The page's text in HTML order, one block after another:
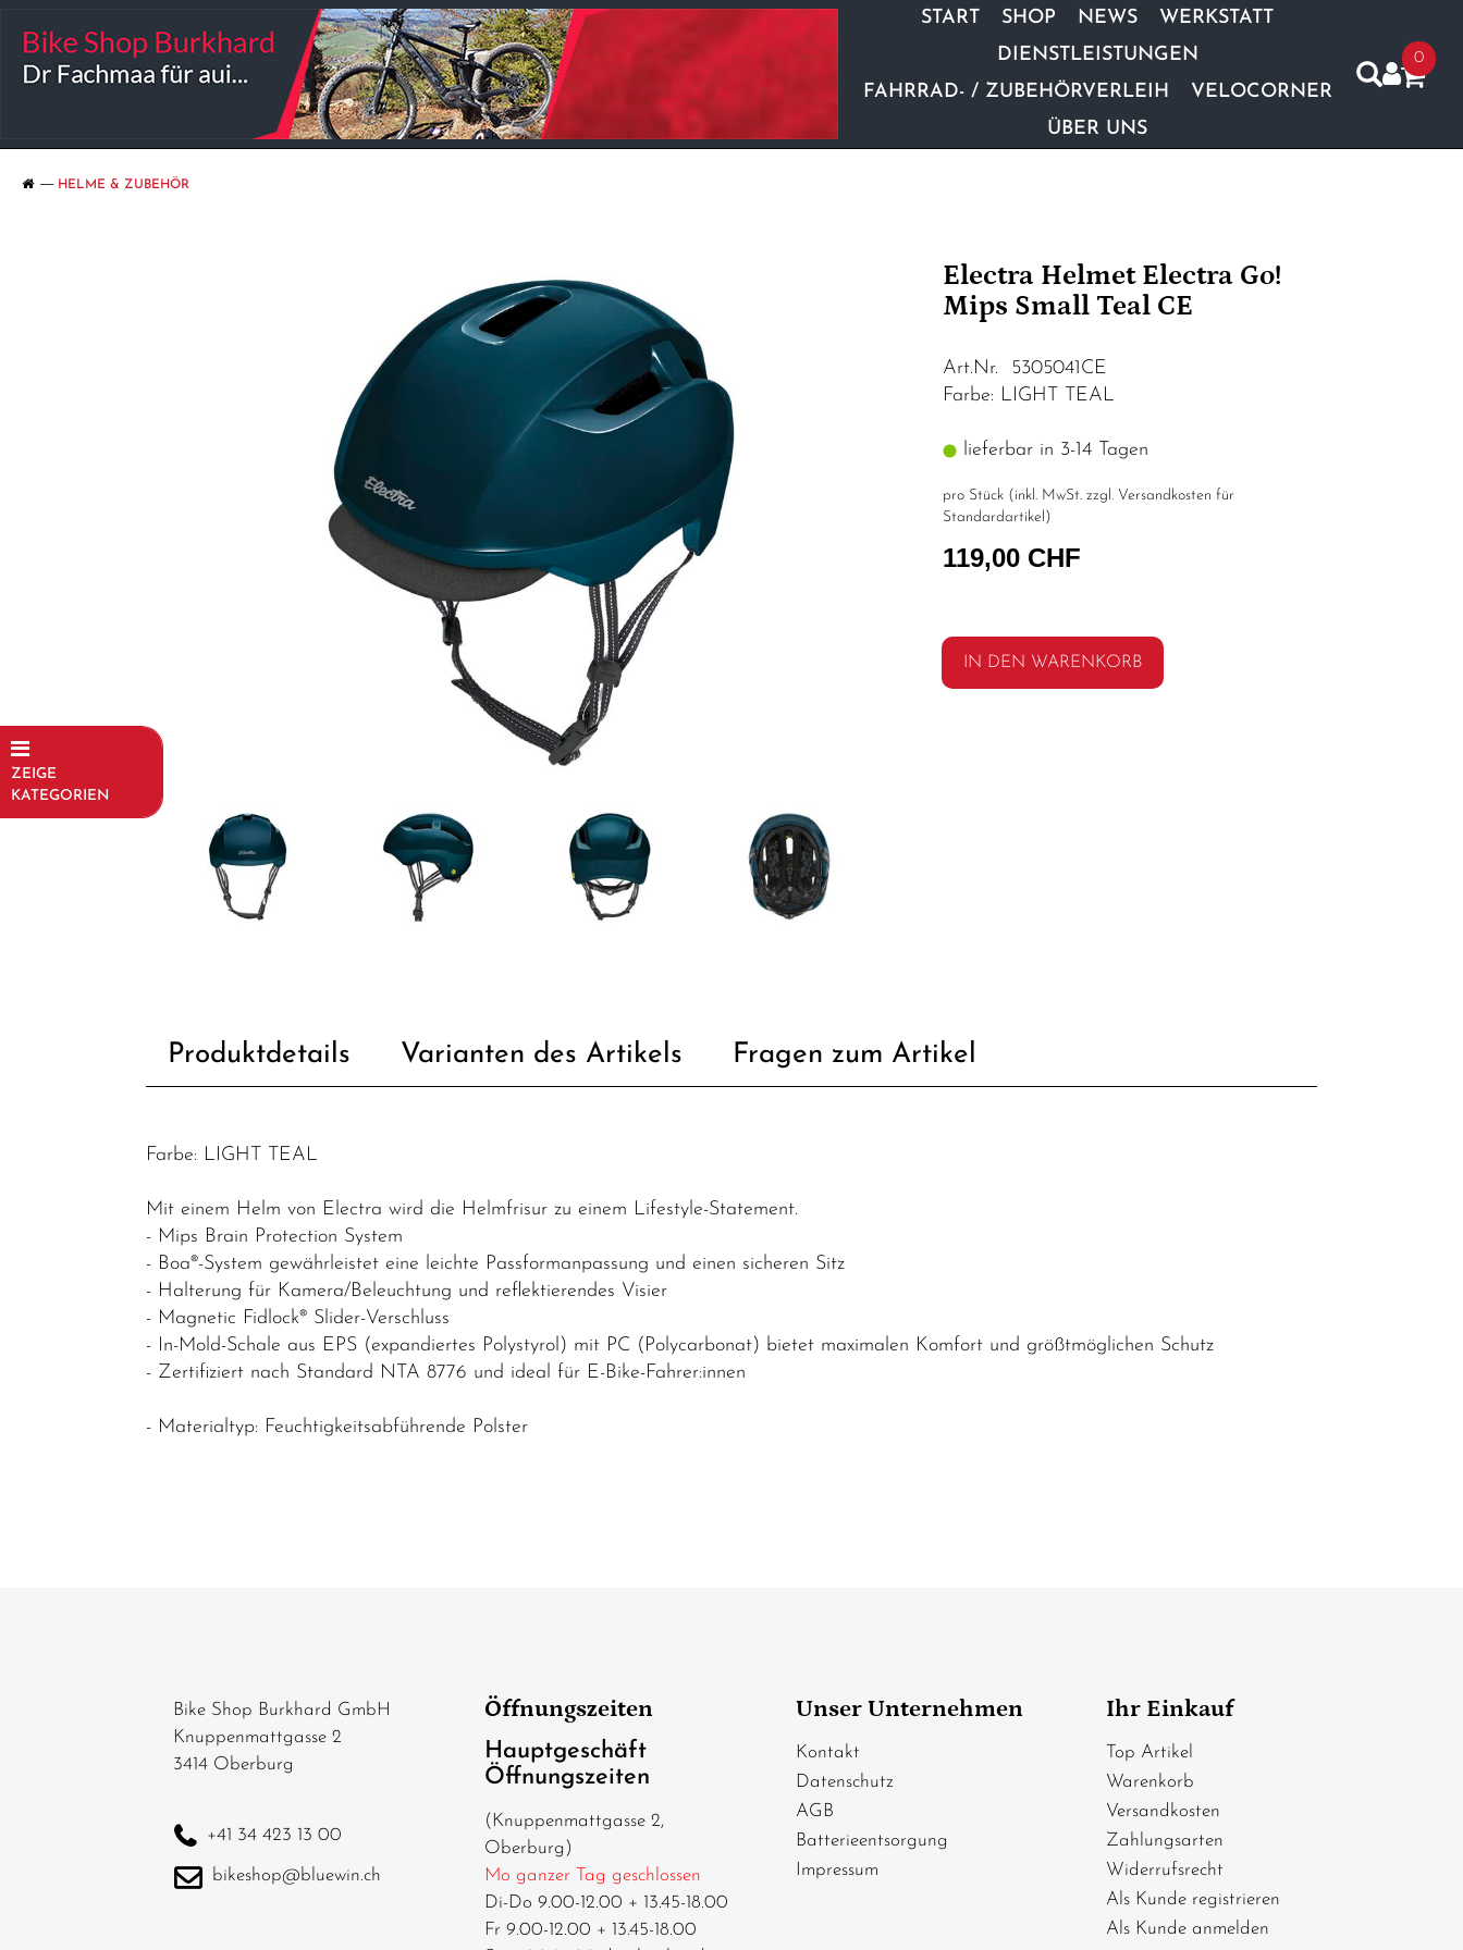
START SHOP NEWS
WERKSTATT
DIENSTLEISTUNGEN
FAHRRAD- / ZUBEHÖRVERLEIH
VELOCORNER
ÜBER UNS
0
HELME & ZUBEHÖR
ZEIGE
KATEGORIEN
Electra Helmet Electra Go!
Mips Small Teal CE
Art.Nr. 5305041CE
Farbe: LIGHT TEAL
lieferbar in 3-14 Tagen
pro Stück (inkl. MwSt. zzgl. Versandkosten für
Standardartikel )
119,00 CHF
IN DEN WARENKORB
Produktdetails Varianten des Artikels Fragen zum Artikel
Farbe: LIGHT TEAL
Mit einem Helm von Electra wird die Helmfrisur zu einem Lifestyle-Statement.
- Mips Brain Protection System
- Boa®-System gewährleistet eine leichte Passformanpassung und einen sicheren Sitz
- Halterung für Kamera/Beleuchtung und reflektierendes Visier
- Magnetic Fidlock® Slider-Verschluss
- In-Mold-Schale aus EPS (expandiertes Polystyrol) mit PC (Polycarbonat) bietet maximalen Komfort und größtmöglichen Schutz
- Zertifiziert nach Standard NTA 8776 und ideal für E-Bike-Fahrer:innen
- Materialtyp: Feuchtigkeitsabführende Polster
Bike Shop Burkhard GmbH
Knuppenmattgasse 2
3414 Oberburg
+41 34 423 13 00
bikeshop@bluewin.ch
Öffnungszeiten
Hauptgeschäft
Öffnungszeiten
(Knuppenmattgasse 2,
Oberburg)
Mo ganzer Tag geschlossen
Di-Do 9.00-12.00 + 13.45-18.00
Fr 9.00-12.00 + 13.45-18.00
Unser Unternehmen
Kontakt
Datenschutz
AGB
Batterieentsorgung
Impressum
Ihr Einkauf
Top Artikel
Warenkorb
Versandkosten
Zahlungsarten
Widerrufsrecht
Als Kunde registrieren
Als Kunde anmelden